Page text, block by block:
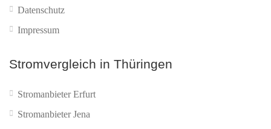
Datenschutz
Impressum
Stromvergleich in Thüringen
Stromanbieter Erfurt
Stromanbieter Jena